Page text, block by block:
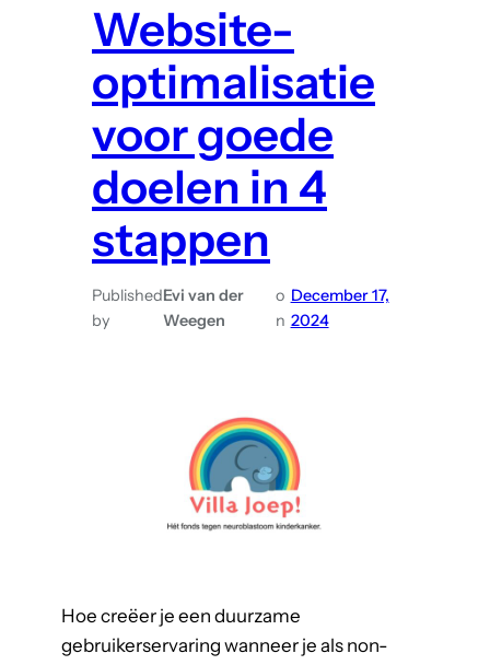
t
a
l
e
t
o
e
a
n
j
k
h
e
&
C
Website-
optimalisatie
voor goede
doelen in 4
stappen
Published
by
Evi van der
Weegen
o
n
December 17,
2024
Hoe creëer je een duurzame
gebruikerservaring wanneer je als non-